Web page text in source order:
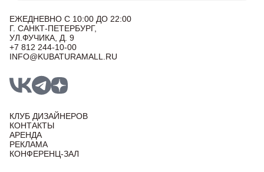
ЕЖЕДНЕВНО С 10:00 ДО 22:00
Г. САНКТ-ПЕТЕРБУРГ,
УЛ.ФУЧИКА, Д. 9
+7 812 244-10-00
INFO@KUBATURAMALL.RU
КЛУБ ДИЗАЙНЕРОВ
КОНТАКТЫ
АРЕНДА
РЕКЛАМА
КОНФЕРЕНЦ-ЗАЛ